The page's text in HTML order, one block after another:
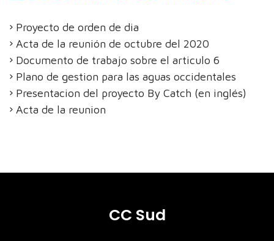
Proyecto de orden de dia
Acta de la reunión de octubre del 2020
Documento de trabajo sobre el articulo 6
Plano de gestion para las aguas occidentales
Presentacion del proyecto By Catch (en inglés)
Acta de la reunion
CC Sud